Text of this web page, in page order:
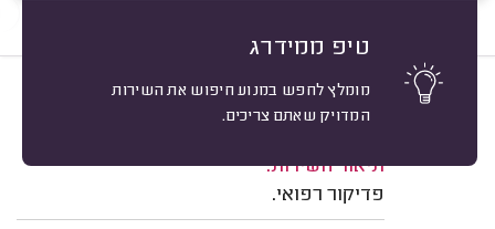
טיפ ממידרג
מומלץ לחפש במנוע חיפוש את השירות
המדויק שאתם צריכים.
ראובן מ. פתח תקווה.
משוב: 21/07/2026
תיאור השירות:
פדיקור רפואי.
10